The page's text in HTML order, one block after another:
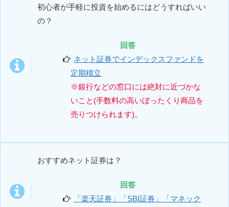
初心者が手軽に投資を始めるにはどうすればいい
の？
回答
ネット証券でインデックスファンドを
定期積立
※銀行などの窓口には絶対に近づかな
いこと(手数料の高いぼったくり商品を
売りつけられます)。
おすすめネット証券は？
回答
「楽天証券」「SBI証券」「マネック